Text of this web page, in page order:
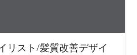
リスト/髪質改善デザイ